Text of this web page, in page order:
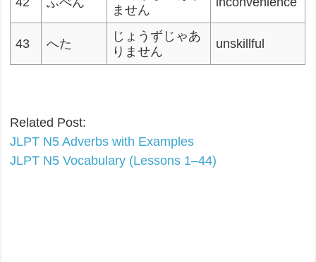
ません
43 へた
じょうずじゃあ
りません
unskillful
Related Post:
JLPT N5 Adverbs with Examples
JLPT N5 Vocabulary (Lessons 1–44)